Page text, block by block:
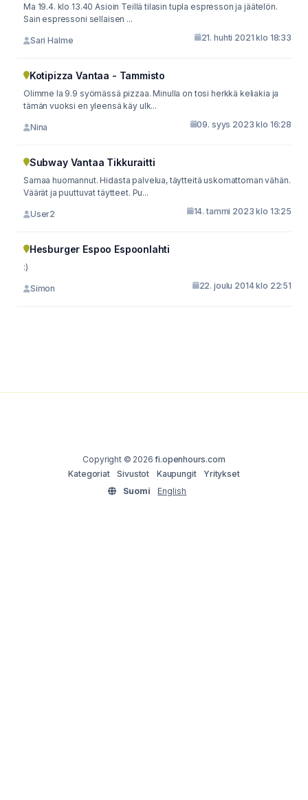
Ma 19.4. klo 13.40 Asioin Teillä tilasin tupla espresson ja jäätelön.
Sain espressoni sellaisen ...
Sari Halme 21. huhti 2021 klo 18:33
Kotipizza Vantaa - Tammisto
Olimme la 9.9 syömässä pizzaa. Minulla on tosi herkkä keliakia ja
tämän vuoksi en yleensä käy ulk...
Nina 09. syys 2023 klo 16:28
Subway Vantaa Tikkuraitti
Samaa huomannut. Hidasta palvelua, täytteitä uskomattoman vähän.
Väärät ja puuttuvat täytteet. Pu...
User2 14. tammi 2023 klo 13:25
Hesburger Espoo Espoonlahti
:)
Simon 22. joulu 2014 klo 22:51
Copyright © 2026fi.openhours.com
Kategoriat
Sivustot Kaupungit
Yritykset
Suomi
English